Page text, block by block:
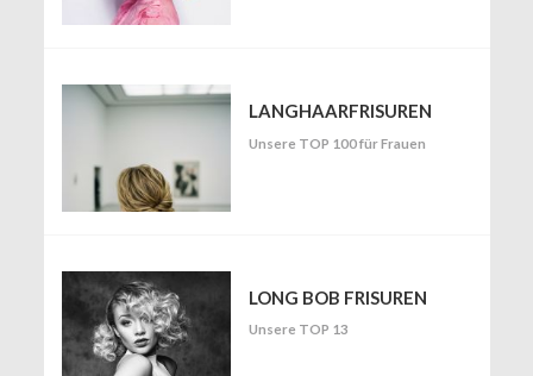
LANGHAARFRISUREN
Unsere TOP 100 für Frauen
LONG BOB FRISUREN
Unsere TOP 13